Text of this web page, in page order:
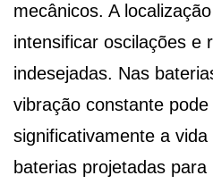
mecânicos. A
intensificar oscilações e
indesejadas. Nas
vibração constante
significativamente a
baterias projetadas